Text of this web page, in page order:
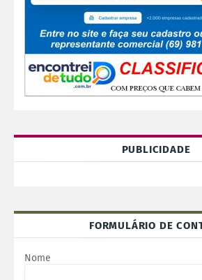
PUBLICIDADE
FORMULÁRIO DE
Nome